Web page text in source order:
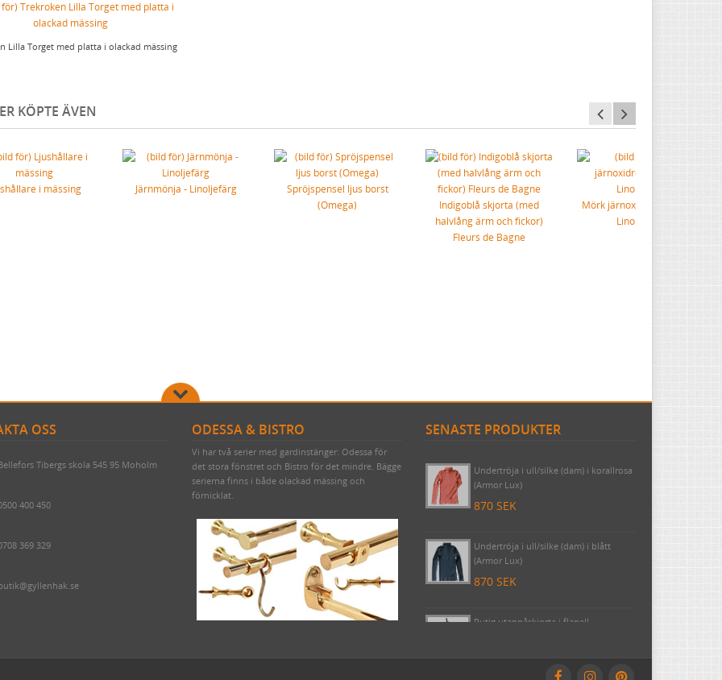
pour Cayenne (tröja från
975 SEK
Lilla Torget med platta i olackad mässing
KÖPTE ÄVEN
i mässing Järnmönja - Linoljefärg
Spröjspensel ljus borst
(Omega)
Indigoblå skjorta (med
halvlång ärm och fickor)
Fleurs de Bagne
Mörk järnoxidröd 1A-222 -
Linoljefärg
OSS
Tibergs skola 545 95 Moholm
400 450
369 329
ODESSA & BISTRO
Vi har två serier med gardinstänger: Odessa för
det stora fönstret och Bistro för det mindre. Bägge
serierna finns i både olackad mässing och
förnicklat.
SENASTE PRODUKTER
komplett med korta rörhållare &
ändknoppar nickel
2620 SEK
Undertröja i ull/silke (dam) i korallrosa
(Armor Lux)